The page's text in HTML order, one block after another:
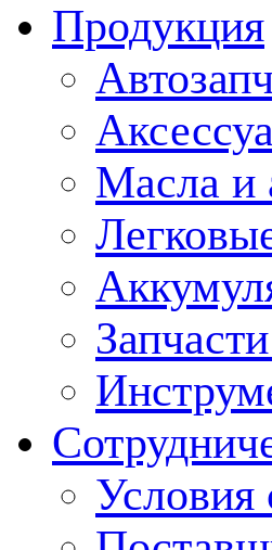
Продукция
Масла и
Условия